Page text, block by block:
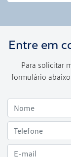
Entre em
Para solicitar
formulário